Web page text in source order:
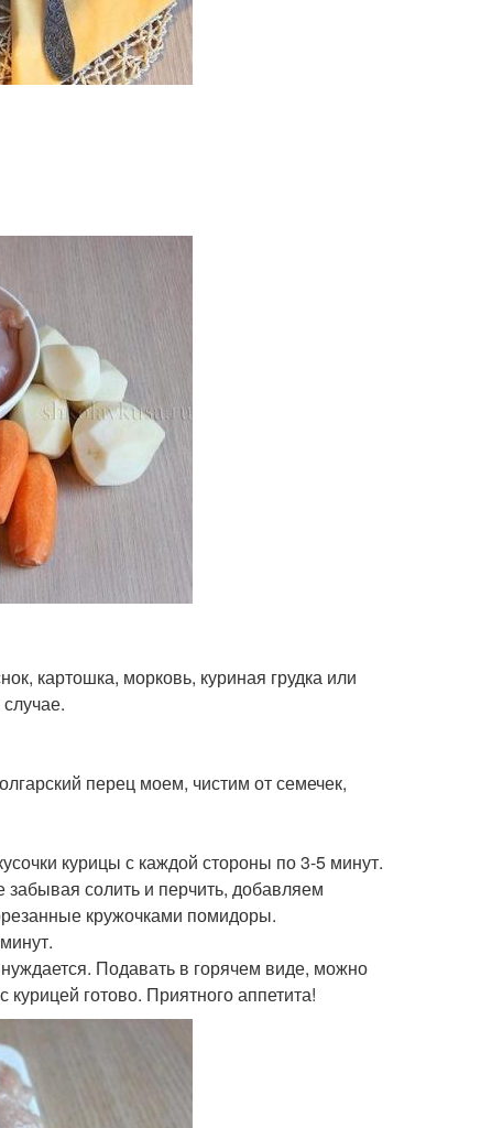
картошка, морковь, куриная грудка или
перец моем, чистим от семечек,
курицы с каждой стороны по 3-5 минут.
солить и перчить, добавляем
кружочками помидоры.
Подавать в горячем виде, можно
готово. Приятного аппетита!